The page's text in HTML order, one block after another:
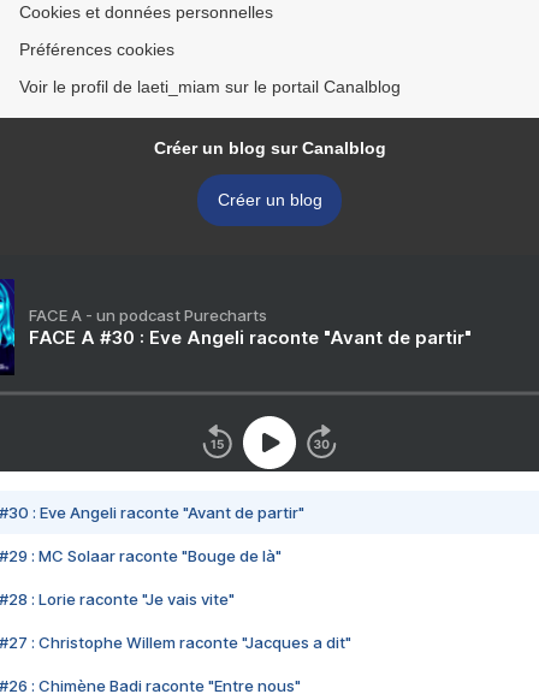
Cookies et données personnelles
Préférences cookies
Voir le profil de laeti_miam sur le portail Canalblog
Créer un blog sur Canalblog
Créer un blog
FACE A - un podcast Purecharts
FACE A #30 : Eve Angeli raconte "Avant de partir"
#30 : Eve Angeli raconte "Avant de partir"
#29 : MC Solaar raconte "Bouge de là"
#28 : Lorie raconte "Je vais vite"
#27 : Christophe Willem raconte "Jacques a dit"
#26 : Chimène Badi raconte "Entre nous"